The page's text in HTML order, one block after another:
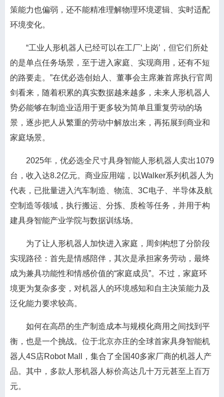
策能力也偏弱，还不能精准理解物理环境逻辑、实时适配
环境变化。
“工业人形机器人已经可以在工厂‘上岗’，但它们所处
的是单点任务场景，至于进入家庭、实现商用，还有不短
的路要走。”在优必选创始人、董事会主席兼首席执行官周
剑看来，随着积累的真实数据越来越多，未来人形机器人
势必能够在制造业适用于更多较为简单且重复劳动的场
景，逐步把人从繁重的劳动中解放出来，再拓展到商业和
家庭场景。
2025年，优必选全尺寸具身智能人形机器人卖出1079
台，收入达8.2亿元。商业应用端，以Walker系列机器人为
代表，已批量进入汽车制造、物流、3C电子、半导体及航
空制造等领域，执行搬运、分拣、质检等任务，并用于构
建具身智能产业学院与数据训练场。
为了让人形机器人加快进入家庭，周剑构想了分阶段
实现路径：首先是情感陪伴，其次是承担家务劳动，最终
成为兼具功能性和情感价值的“家庭成员”。不过，家庭环
境更为复杂多变，对机器人的环境感知和自主决策能力及
泛化能力要求较高。
如何在高昂的生产制造成本与规模化商用之间找到平
衡，也是一个挑战。位于北京亦庄的全球首家具身智能机
器人4S店Robot Mall，集合了全国40多家厂商的机器人产
品。其中，多款人形机器人标价高达几十万元甚至上百万
元。